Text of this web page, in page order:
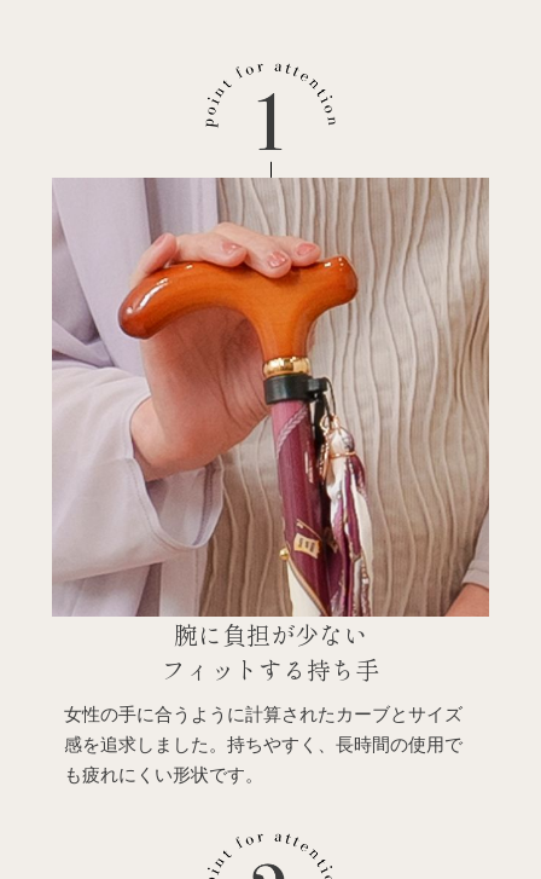
腕に負担が少ない
フィットする持ち手
女性の手に合うように計算されたカーブとサイズ
も疲れにくい形状です。